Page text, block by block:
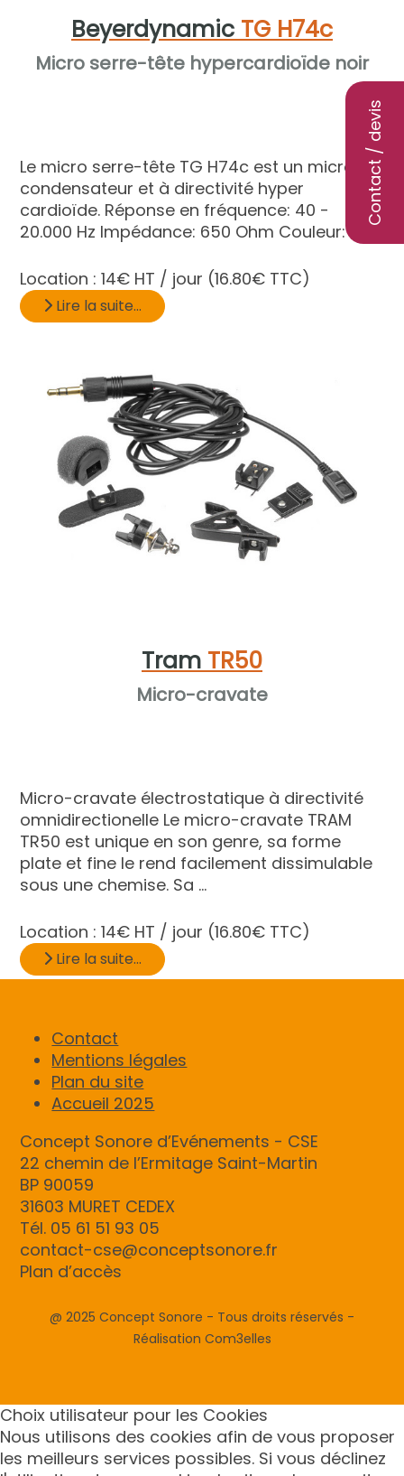
Beyerdynamic TG H74c
Micro serre-tête hypercardioïde noir
Le micro serre-tête TG H74c est un micro à
condensateur et à directivité hyper
cardioïde. Réponse en fréquence: 40 -
20.000 Hz Impédance: 650 Ohm Couleur: noir
Location :14€ HT / jour (16.80€ TTC)
Lire la suite...
Tram TR50
Micro-cravate
Micro-cravate électrostatique à directivité
omnidirectionelle Le micro-cravate TRAM
TR50 est unique en son genre, sa forme
plate et fine le rend facilement dissimulable
sous une chemise. Sa ...
Location :14€ HT / jour (16.80€ TTC)
Lire la suite...
Contact
Mentions légales
Plan du site
Accueil 2025
Concept Sonore d’Evénements - CSE
22 chemin de l’Ermitage Saint-Martin
BP 90059
31603 MURET CEDEX
Tél. 05 61 51 93 05
contact-cse@conceptsonore.fr
Plan d’accès
@ 2025 Concept Sonore - Tous droits réservés -
Réalisation Com3elles
Contact / devis
Choix utilisateur pour les Cookies
Nous utilisons des cookies afin de vous proposer
les meilleurs services possibles. Si vous déclinez